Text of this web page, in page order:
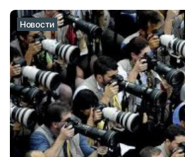
Новости